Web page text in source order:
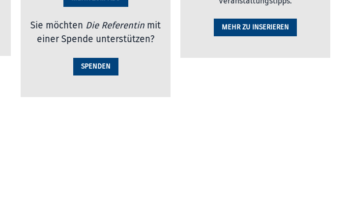
Sie möchten Die Referentin mit
einer Spende unterstützen?
SPENDEN
MEHR ZU INSERIEREN